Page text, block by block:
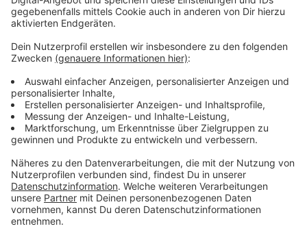
abgerundet mit einer Portion Gemüse, ist dieses
Rezept nicht nur lecker, sondern auch nahrhaft. Viel
schmecken!
Lifestyle